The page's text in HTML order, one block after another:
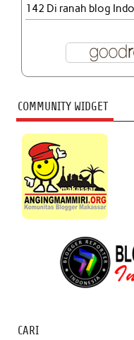
142 Di ranah blog
COMMUNITY WIDGET
CARI